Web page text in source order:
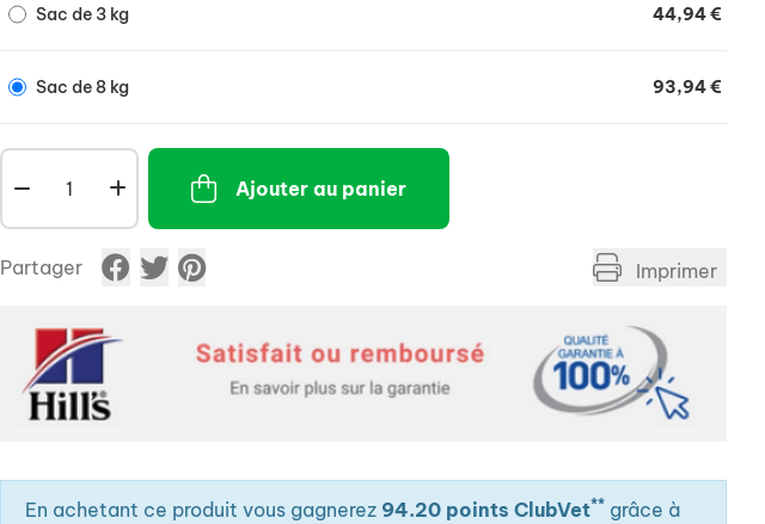
Sac de 3 kg 44,94 €
Sac de 8 kg 93,94 €
Ajouter au panier
Partager Imprimer
En achetant ce produit vous gagnerez 94.20 points ClubVet** grâce à